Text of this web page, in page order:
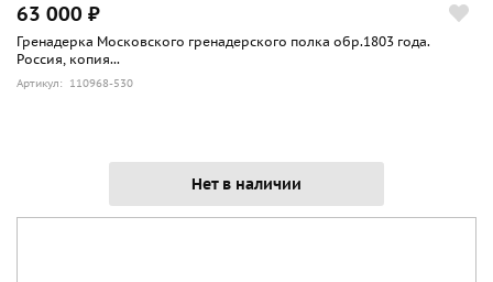
63 000 ₽
Гренадерка Московского гренадерского полка обр.1803 года.
Россия, копия...
Артикул: 110968-530
Нет в наличии